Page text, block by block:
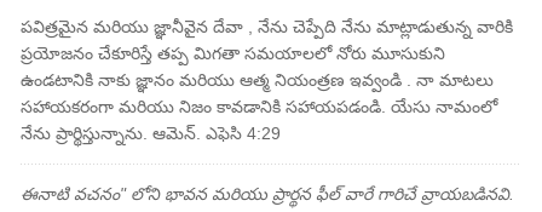
పవిత్రమైన మరియు జ్ఞానీవైన దేవా , నేను చెప్పేది నేను మాట్లాడుతున్న వారికి
ప్రయోజనం చేకూరిస్తే తప్ప మిగతా సమయాలలో నోరు మూసుకుని
ఉండటానికి నాకు జ్ఞానం మరియు ఆత్మ నియంత్రణ ఇవ్వండి . నా మాటలు
సహాయకరంగా మరియు నిజం కావడానికి సహాయపడండి. యేసు నామంలో
నేను ప్రార్థిస్తున్నాను. ఆమెన్. ఎఫెసి 4:29
ఈనాటి వచనం" లోని భావన మరియు ప్రార్థన ఫీల్ వారే గారిచే వ్రాయబడినవి.